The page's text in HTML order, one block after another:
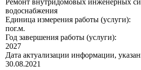
Ремонт внутридомовых инженерных
водоснабжения
Единица измерения работы (услуги):
пог.м.
Год завершения работы (услуги):
2027
Дата актуализации информации,
30.08.2021